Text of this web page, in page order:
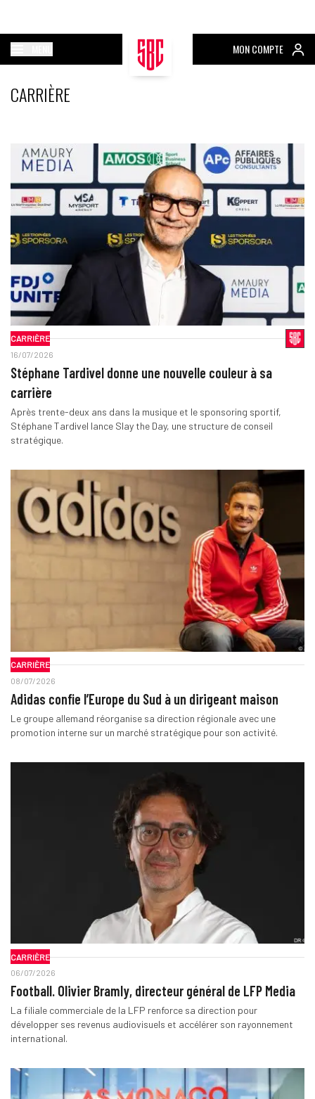
MON COMPTE
CARRIÈRE
CARRIÈRE
16/07/2026
Stéphane Tardivel donne une nouvelle couleur à sa
carrière
Après trente-deux ans dans la musique et le sponsoring sportif,
Stéphane Tardivel lance Slay the Day, une structure de conseil
stratégique.
CARRIÈRE
08/07/2026
Adidas confie l’Europe du Sud à un dirigeant maison
Le groupe allemand réorganise sa direction régionale avec une
promotion interne sur un marché stratégique pour son activité.
CARRIÈRE
06/07/2026
Football. Olivier Bramly, directeur général de LFP Media
La filiale commerciale de la LFP renforce sa direction pour
développer ses revenus audiovisuels et accélérer son rayonnement
international.